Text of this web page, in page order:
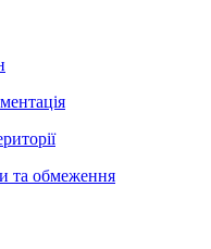
та обмеження